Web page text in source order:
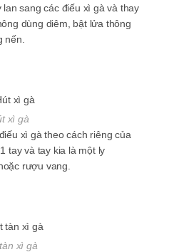
sang các điếu xì gà và thay
dùng diêm, bật lửa thông
nến.
xì gà
xì gà theo cách riêng của
tay và tay kia là một ly
rượu vang.
xì gà